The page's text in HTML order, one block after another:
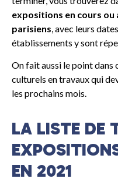
expositions en cours ou
parisiens , avec leurs
établissements y sont
On fait aussi le point dans
culturels en travaux qui
les prochains mois.
LA LISTE DE
EN 2021